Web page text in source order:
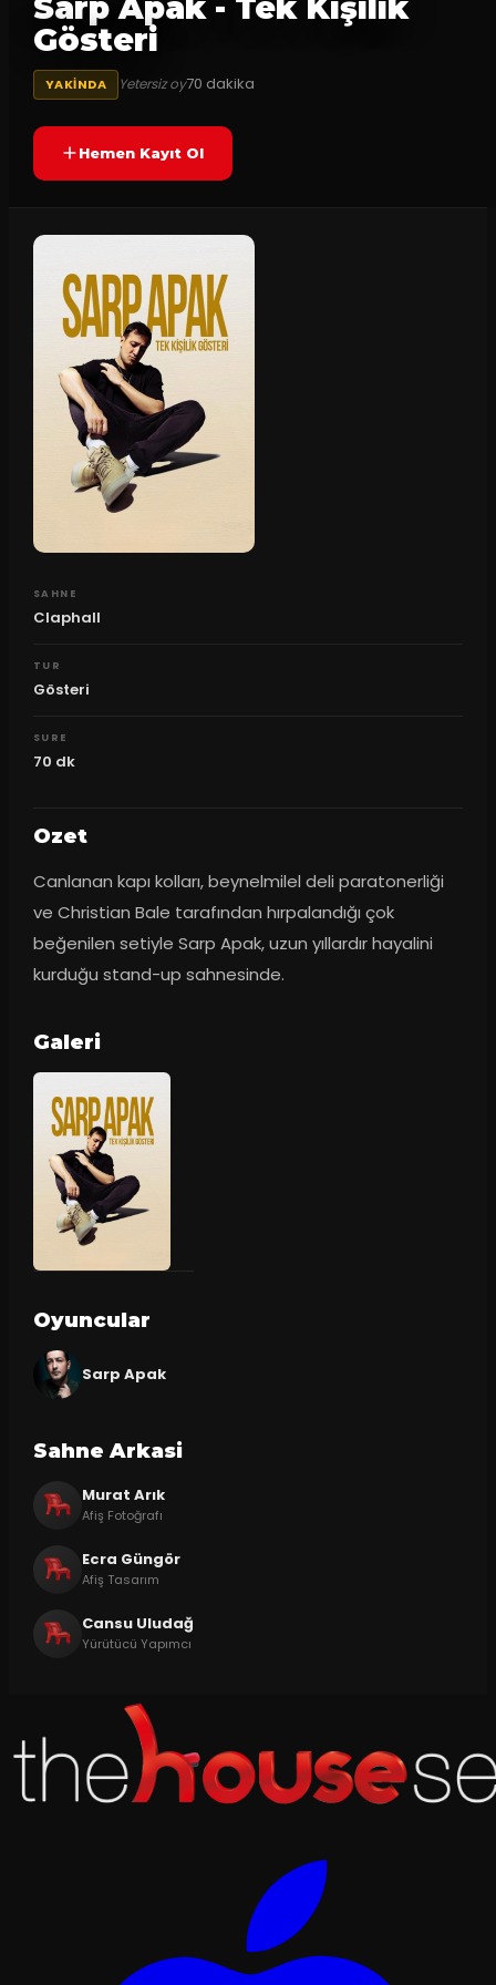
Gösteri
YAKINDA Yetersiz oy70 dakika
Hemen Kayıt Ol
SAHNE
Claphall
TUR
Gösteri
SURE
70 dk
Ozet
Canlanan kapı kolları, beynelmilel deli paratonerliği
ve Christian Bale tarafından hırpalandığı çok
beğenilen setiyle Sarp Apak, uzun yıllardır hayalini
kurduğu stand-up sahnesinde.
Galeri
Oyuncular
Sarp Apak
Sahne Arkasi
Murat Arık
Afiş Fotoğrafı
Ecra Güngör
Afiş Tasarım
Cansu Uludağ
Yürütücü Yapımcı